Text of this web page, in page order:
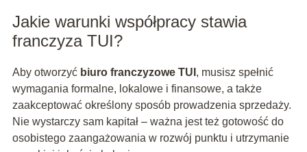
Jakie warunki współpracy stawia
franczyza TUI?
Aby otworzyć biuro franczyzowe TUI , musisz spełnić
wymagania formalne, lokalowe i finansowe, a także
zaakceptować określony sposób prowadzenia sprzedaży.
Nie wystarczy sam kapitał – ważna jest też gotowość do
osobistego zaangażowania w rozwój punktu i utrzymanie